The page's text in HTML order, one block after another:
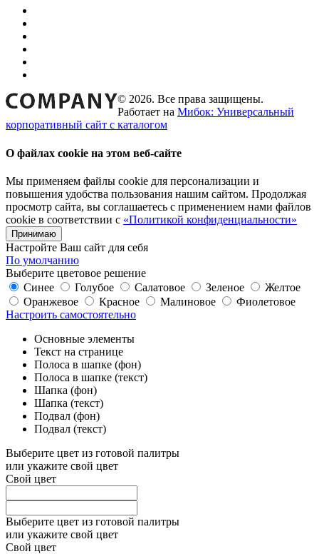
© 2026. Все права защищены.
Работает на Мибок: Универсальный
корпоративный сайт с каталогом
О файлах cookie на этом веб-сайте
Мы применяем файлы cookie для персонализации и
повышения удобства пользования нашим сайтом. Продолжая
просмотр сайта, вы соглашаетесь с применением нами файлов
cookie в соответствии с «Политикой конфиденциальности»
Принимаю
Настройте Ваш сайт для себя
По умолчанию
Выберите цветовое решение
Синее
Голубое Салатовое Зеленое
Желтое
Оранжевое
Красное Малиновое
Фиолетовое
Настроить самостоятельно
Основные элементы
Текст на странице
Полоса в шапке (фон)
Полоса в шапке (текст)
Шапка (фон)
Шапка (текст)
Подвал (фон)
Подвал (текст)
Выберите цвет из готовой палитры
или укажите свой цвет
Свой цвет
Выберите цвет из готовой палитры
или укажите свой цвет
Свой цвет